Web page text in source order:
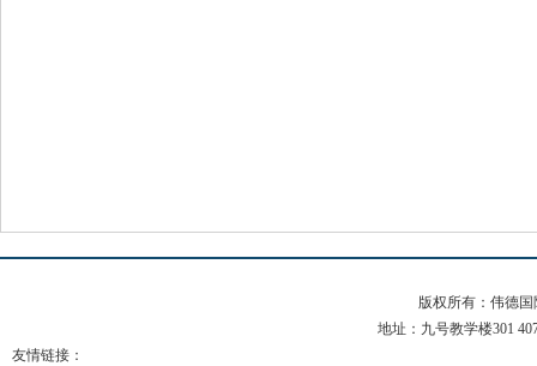
版权所有：伟德国
地址：九号教学楼301
友情链接：